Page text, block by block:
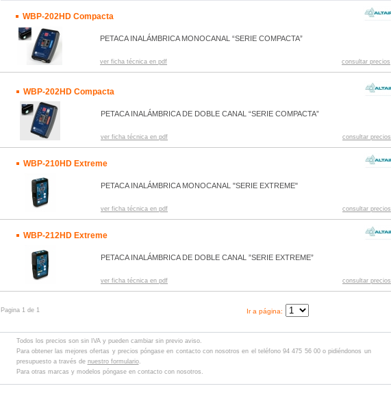
WBP-202HD Compacta
PETACA INALÁMBRICA MONOCANAL “SERIE COMPACTA”
ver ficha técnica en pdf consultar precios
WBP-202HD Compacta
PETACA INALÁMBRICA DE DOBLE CANAL “SERIE COMPACTA”
ver ficha técnica en pdf consultar precios
WBP-210HD Extreme
PETACA INALÁMBRICA MONOCANAL "SERIE EXTREME"
ver ficha técnica en pdf consultar precios
WBP-212HD Extreme
PETACA INALÁMBRICA DE DOBLE CANAL ”SERIE EXTREME”
ver ficha técnica en pdf consultar precios
Pagina 1 de 1 Ir a página:
Todos los precios son sin IVA y pueden cambiar sin previo aviso.
Para obtener las mejores ofertas y precios póngase en contacto con nosotros en el teléfono 94 475 56 00 o pidiéndonos un
presupuesto a través de nuestro formulario.
Para otras marcas y modelos póngase en contacto con nosotros.